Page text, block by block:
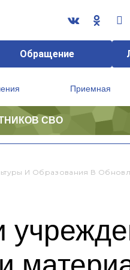
Обращение
Приемная
СВО
И Образования В